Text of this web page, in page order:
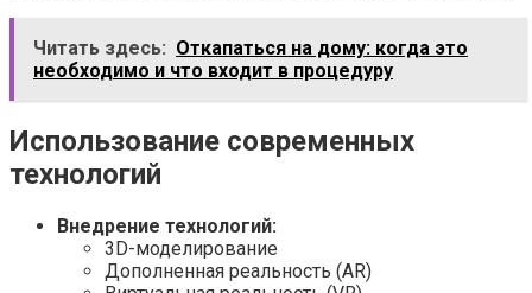
Читать здесь: Откапаться на дому: когда это
необходимо и что входит в процедуру
Использование современных
технологий
Внедрение технологий:
3D-моделирование
Дополненная реальность (AR)